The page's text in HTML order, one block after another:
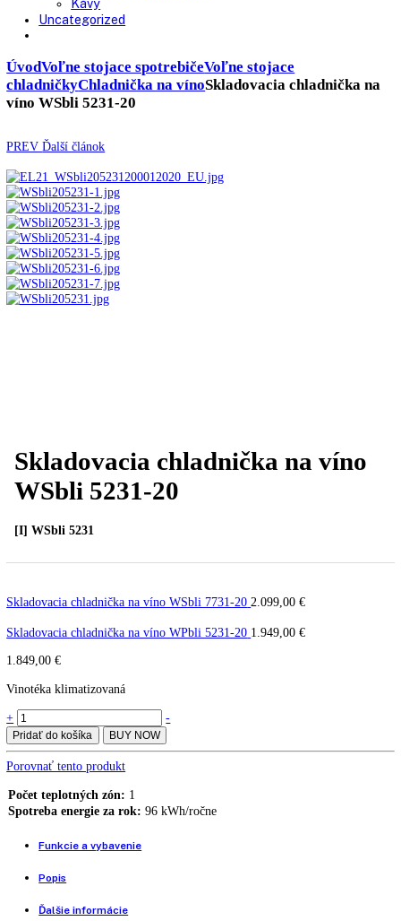
Mrazničky
Truhlicové -45 °C
Ultra nízka teplota -86 °C
Skladovanie výbušných látok
Kávy
Uncategorized
ÚvodVoľne stojace spotrebiče
chladničkyChladnička na víno
víno WSbli 5231-20
Skladovacia chladnička na
WSbli 5231-20
[I] WSbli 5231